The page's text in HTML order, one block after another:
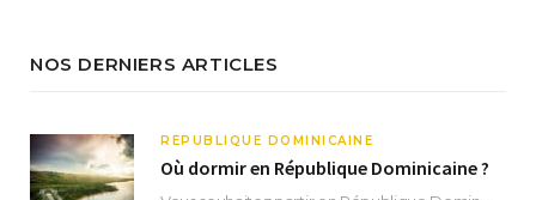
NOS DERNIERS ARTICLES
RÉPUBLIQUE DOMINICAINE
Où dormir en République Dominicaine ?